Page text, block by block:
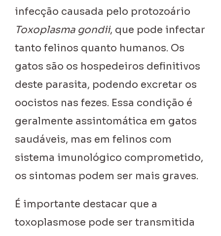
infecção causada pelo protozoário
Toxoplasma gondii, que pode infectar
tanto felinos quanto humanos. Os
gatos são os hospedeiros definitivos
deste parasita, podendo excretar os
oocistos nas fezes. Essa condição é
geralmente assintomática em gatos
saudáveis, mas em felinos com
sistema imunológico comprometido,
os sintomas podem ser mais graves.
É importante destacar que a
toxoplasmose pode ser transmitida